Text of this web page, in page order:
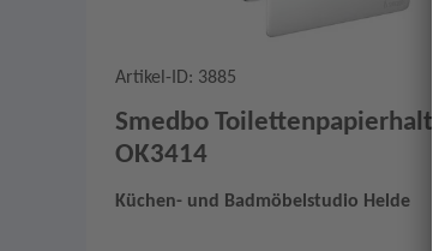
Artikel-ID: 3885
Smedbo Toilettenpapierhalter
OK3414
Küchen- und Badmöbelstudio Helde